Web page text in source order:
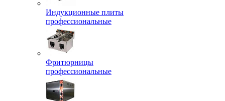
Индукционные плиты
профессиональные
Фритюрницы
профессиональные